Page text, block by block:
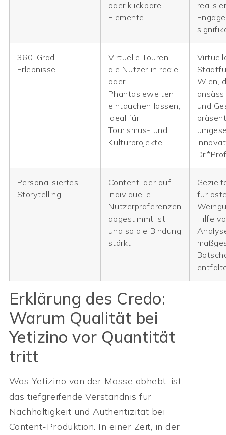
oder klickbare
Elemente.
360-Grad-
Erlebnisse
Virtuelle Touren,
die Nutzer in reale
oder
Phantasiewelten
eintauchen lassen,
ideal für
Tourismus- und
Kulturprojekte.
Wien,
und
Personalisiertes
Storytelling
Content, der auf
individuelle
Nutzerpräferenzen
abgestimmt ist
und so die Bindung
stärkt.
für
Hilfe
Erklärung des Credo:
Warum Qualität bei
Yetizino vor Quantität
tritt
Was Yetizino von der Masse abhebt, ist
das tiefgreifende Verständnis für
Nachhaltigkeit und Authentizität bei
Content-Produktion. In einer Zeit, in der